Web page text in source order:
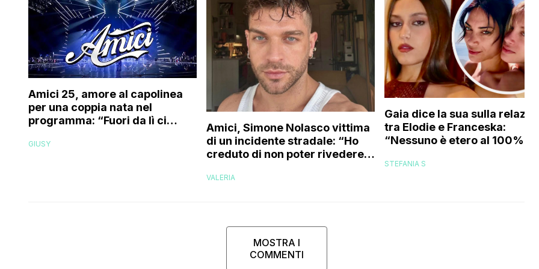
Amici 25, amore al capolinea
per una coppia nata nel
programma: “Fuori da lì ci
GIUSY
Amici, Simone Nolasco vittima
di un incidente stradale: “Ho
creduto di non poter rivedere
VALERIA
Gaia dice la sua sulla
tra Elodie e Franceska:
“Nessuno è etero al 100%,
STEFANIA S
MOSTRA I
COMMENTI